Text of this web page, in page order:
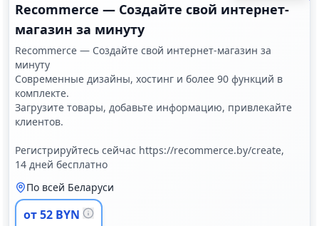
Recommerce — Создайте свой интернет-
магазин за минуту
Recommerce — Создайте свой интернет-магазин за
минуту
Современные дизайны, хостинг и более 90 функций в
комплекте.
Загрузите товары, добавьте информацию, привлекайте
клиентов.
Регистрируйтесь сейчас https://recommerce.by/create,
14 дней бесплатно
По всей Беларуси
от 52 BYN